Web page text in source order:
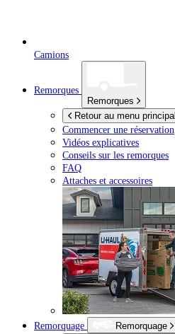
Camions
Remorques
Remorques
Retour au menu principal
Commencer une réservation
Vidéos explicatives
Conseils sur les remorques
FAQ
Attaches et accessoires
Remorquage
Remorquage